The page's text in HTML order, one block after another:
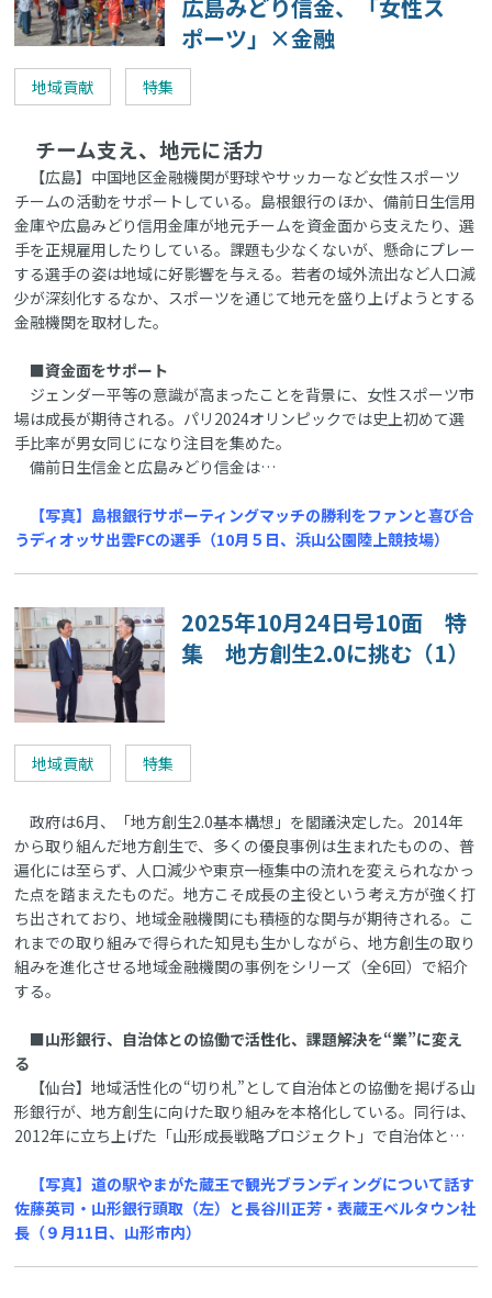
広島みどり信金、「女性ス
ポーツ」×金融
地域貢献 特集
チーム支え、地元に活力
【広島】中国地区金融機関が野球やサッカーなど女性スポーツ
チームの活動をサポートしている。島根銀行のほか、備前日生信用
金庫や広島みどり信用金庫が地元チームを資金面から支えたり、選
手を正規雇用したりしている。課題も少なくないが、懸命にプレー
する選手の姿は地域に好影響を与える。若者の域外流出など人口減
少が深刻化するなか、スポーツを通じて地元を盛り上げようとする
金融機関を取材した。
■資金面をサポート
ジェンダー平等の意識が高まったことを背景に、女性スポーツ市
場は成長が期待される。パリ2024オリンピックでは史上初めて選
手比率が男女同じになり注目を集めた。
備前日生信金と広島みどり信金は…
【写真】島根銀行サポーティングマッチの勝利をファンと喜び合
うディオッサ出雲FCの選手（10月５日、浜山公園陸上競技場）
2025年10月24日号10面 特
集 地方創生2.0に挑む（1）
地域貢献 特集
政府は6月、「地方創生2.0基本構想」を閣議決定した。2014年
から取り組んだ地方創生で、多くの優良事例は生まれたものの、普
遍化には至らず、人口減少や東京一極集中の流れを変えられなかっ
た点を踏まえたものだ。地方こそ成長の主役という考え方が強く打
ち出されており、地域金融機関にも積極的な関与が期待される。こ
れまでの取り組みで得られた知見も生かしながら、地方創生の取り
組みを進化させる地域金融機関の事例をシリーズ（全6回）で紹介
する。
■山形銀行、自治体との協働で活性化、課題解決を“業”に変え
る
【仙台】地域活性化の“切り札”として自治体との協働を掲げる山
形銀行が、地方創生に向けた取り組みを本格化している。同行は、
2012年に立ち上げた「山形成長戦略プロジェクト」で自治体と…
【写真】道の駅やまがた蔵王で観光ブランディングについて話す
佐藤英司・山形銀行頭取（左）と長谷川正芳・表蔵王ベルタウン社
長（９月11日、山形市内）